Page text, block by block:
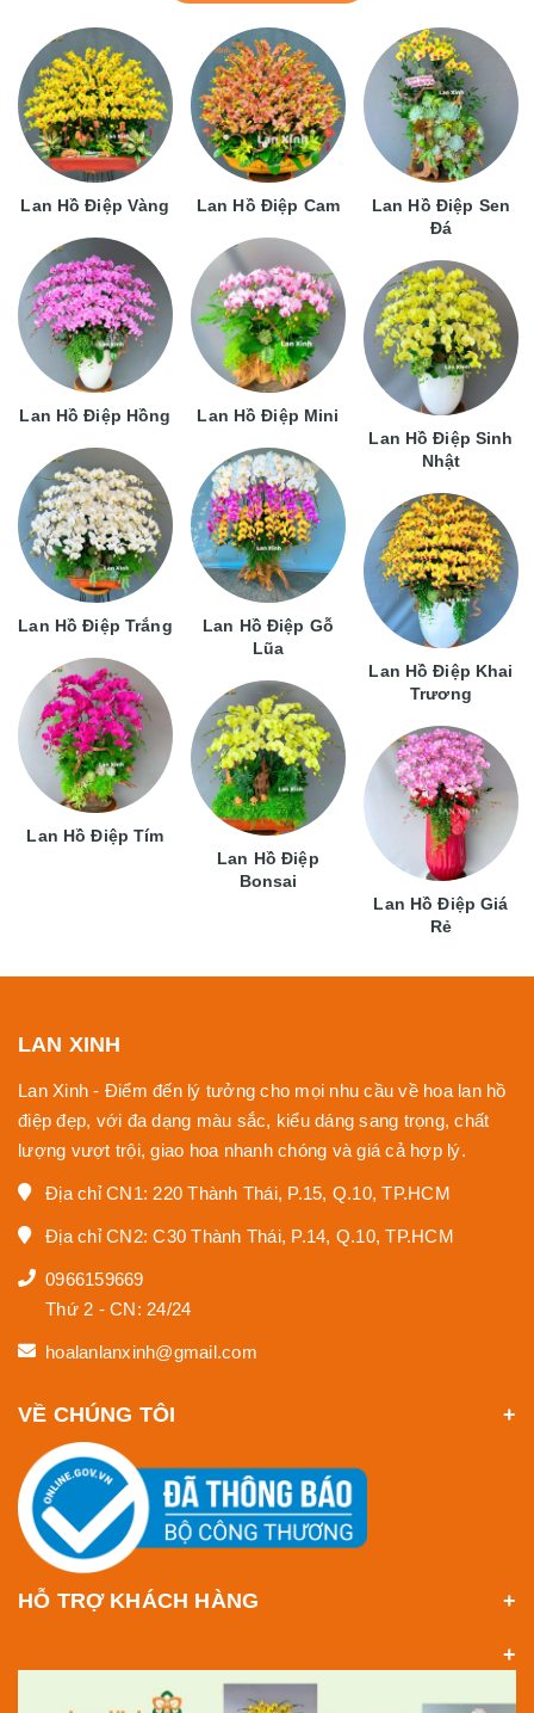
Lan Hồ Điệp Vàng
Lan Hồ Điệp Hồng
Lan Hồ Điệp Trắng
Lan Hồ Điệp Tím
Lan Hồ Điệp Cam
Lan Hồ Điệp Mini
Lan Hồ Điệp Gỗ
Lũa
Lan Hồ Điệp
Bonsai
Lan Hồ Điệp Sen
Đá
Lan Hồ Điệp Sinh
Nhật
Lan Hồ Điệp Khai
Trương
Lan Hồ Điệp Giá
Rẻ
LAN XINH
Lan Xinh - Điểm đến lý tưởng cho mọi nhu cầu về hoa lan hồ
điệp đẹp, với đa dạng màu sắc, kiểu dáng sang trọng, chất
lượng vượt trội, giao hoa nhanh chóng và giá cả hợp lý.
Địa chỉ CN1: 220 Thành Thái, P.15, Q.10, TP.HCM
Địa chỉ CN2: C30 Thành Thái, P.14, Q.10, TP.HCM
0966159669
Thứ 2 - CN: 24/24
hoalanlanxinh@gmail.com
VỀ CHÚNG TÔI
HỖ TRỢ KHÁCH HÀNG